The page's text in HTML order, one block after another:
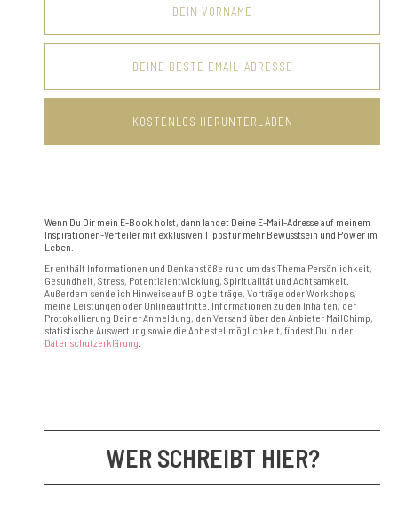
Wenn Du Dir mein E-Book holst, dann landet Deine E-Mail-Adresse auf meinem
Inspirationen-Verteiler mit exklusiven Tipps für mehr Bewusstsein und Power im
Leben.
Er enthält Informationen und Denkanstöße rund um das Thema Persönlichkeit,
Gesundheit, Stress, Potentialentwicklung, Spiritualität und Achtsamkeit.
Außerdem sende ich Hinweise auf Blogbeiträge, Vorträge oder Workshops,
meine Leistungen oder Onlineauftritte. Informationen zu den Inhalten, der
Protokollierung Deiner Anmeldung, den Versand über den Anbieter MailChimp,
statistische Auswertung sowie die Abbestellmöglichkeit, findest Du in der
Datenschutzerklärung
WER SCHREIBT HIER?